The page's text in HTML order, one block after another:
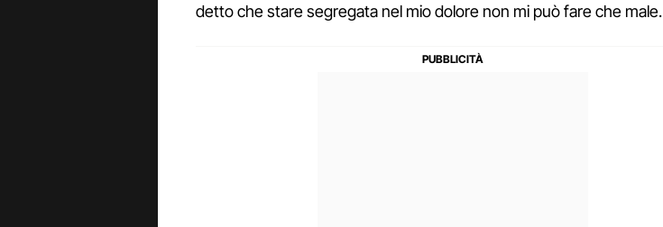
detto che stare segregata nel mio dolore non mi può fare che male.